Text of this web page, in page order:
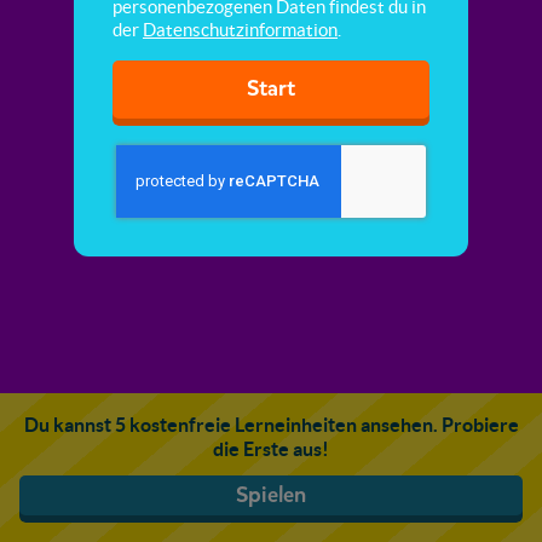
Du kannst 5 kostenfreie Lerneinheiten ansehen. Probiere
die Erste aus!
Spielen
personenbezogenen Daten findest du in
der Datenschutzinformation
Start